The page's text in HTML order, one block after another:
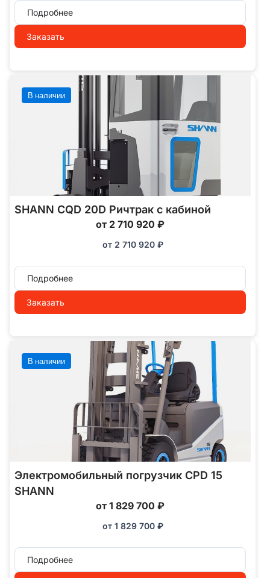
Подробнее
Заказать
В наличии
SHANN CQD 20D Ричтрак с кабиной
от 2 710 920 ₽
от 2 710 920 ₽
Подробнее
Заказать
В наличии
Электромобильный погрузчик CPD 15
SHANN
от 1 829 700 ₽
от 1 829 700 ₽
Подробнее